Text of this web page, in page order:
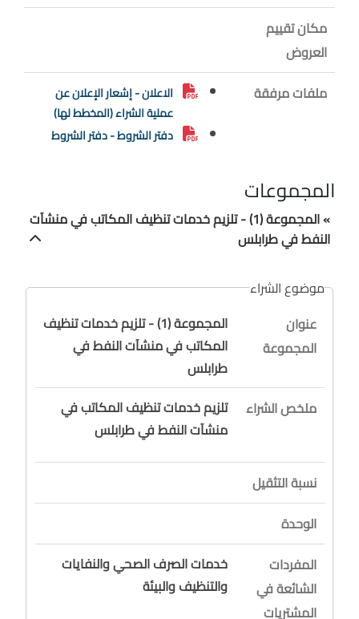
مكان تقييم
العروض
ملفات مرفقة
الاعلان - إشعار الإعلان عن
عملية الشراء (المخطط لها)
دفتر الشروط - دفتر الشروط
المجموعات
» المجموعة (1) - تلزيم خدمات تنظيف المكاتب في منشآت
النفط في طرابلس
موضوع الشراء
عنوان
المجموعة
المجموعة (1) - تلزيم خدمات تنظيف
المكاتب في منشآت النفط في
طرابلس
ملخص الشراء
تلزيم خدمات تنظيف المكاتب في
منشآت النفط في طرابلس
نسبة التثقيل
الوحدة
المفردات
الشائعة في
المشتريات
خدمات الصرف الصحي والنفايات
والتنظيف والبيئة